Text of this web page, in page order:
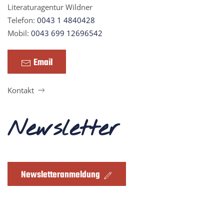
Literaturagentur Wildner
Telefon: 0043 1 4840428
Mobil: 0043 699 12696542
Email
Kontakt
Newsletter
Newsletteranmeldung